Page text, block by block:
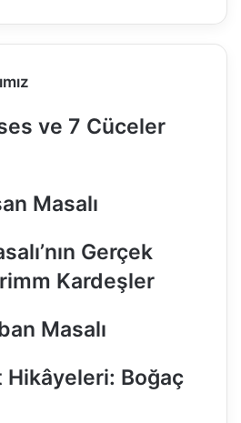
ve 7 Cüceler
Masalı
Gerçek
Kardeşler
Masalı
Hikâyeleri: Boğaç